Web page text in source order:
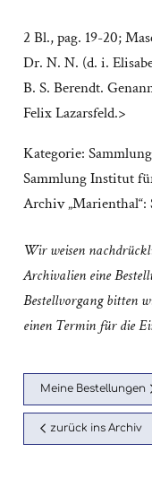
2 Bl., pag. 19-20;
Dr. N. N. (d. i.
B. S. Berendt.
Felix Lazarsfeld.>
Kategorie:
Sammlung Institut
Archiv
Wir weisen
Archivalien eine
Bestellvorgang bitten
einen Termin für die
Meine Bestellungen
zurück ins Archiv